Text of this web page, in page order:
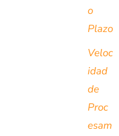
o
Plazo
Veloc
idad
de
Proc
esam